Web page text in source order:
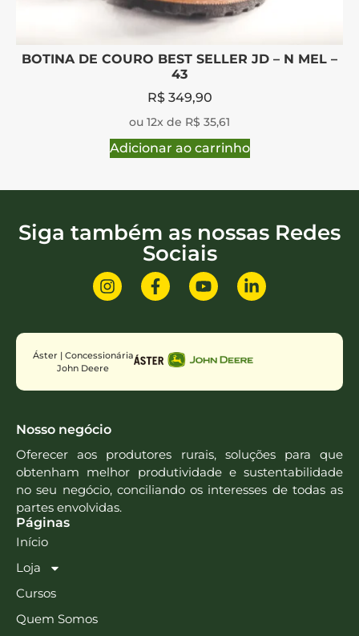
BOTINA DE COURO BEST SELLER JD – N MEL –
43
R$349,90
ou 12x de R$ 35,61
Adicionar ao carrinho
Siga também as nossas Redes
Sociais
Áster | Concessionária
John Deere
Nosso negócio
Oferecer aos produtores rurais, soluções para que
obtenham melhor produtividade e sustentabilidade
no seu negócio, conciliando os interesses de todas as
partes envolvidas.
Páginas
Início
Loja
Cursos
Quem Somos